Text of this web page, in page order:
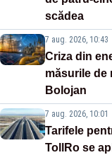
scădea
7 aug. 2026, 10:43
Criza din
măsurile de
Bolojan
7 aug. 2026, 10:01
Tarifele
TollRo se